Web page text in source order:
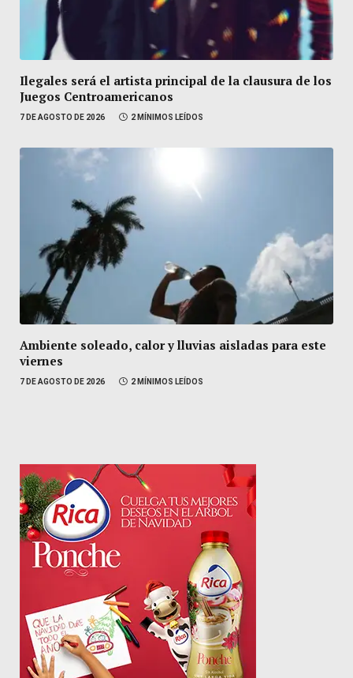
Ilegales será el artista principal de la clausura de los
Juegos Centroamericanos
7 DE AGOSTO DE 2026 2 MÍNIMOS LEÍDOS
Ambiente soleado, calor y lluvias aisladas para este
viernes
7 DE AGOSTO DE 2026 2 MÍNIMOS LEÍDOS